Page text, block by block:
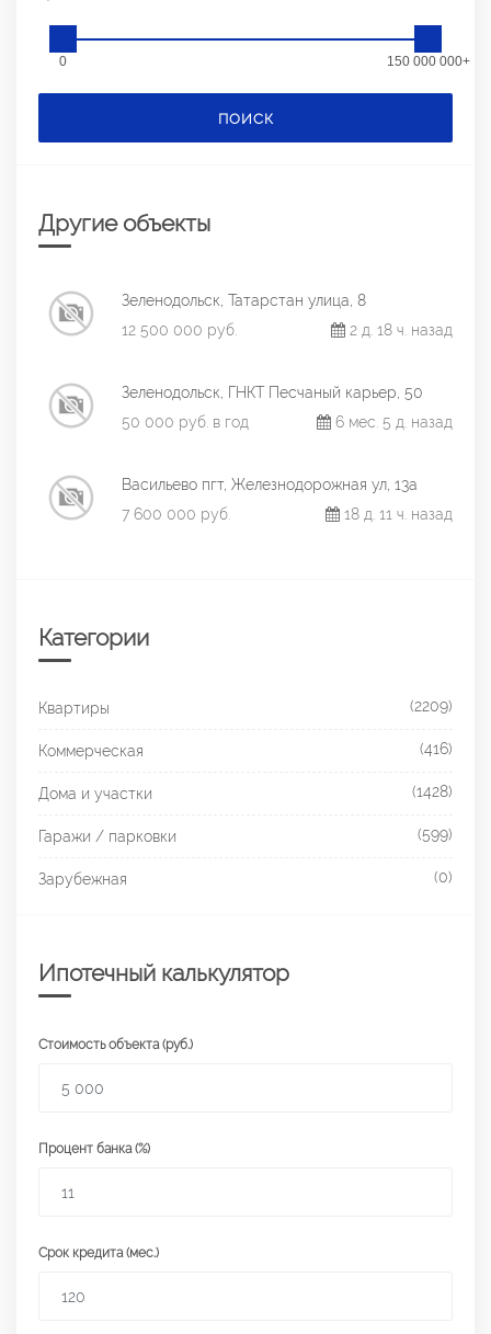
0 150 000 000+
ПОИСК
Другие объекты
Зеленодольск, Татарстан улица, 8
12 500 000 руб.
2 д. 18 ч. назад
Зеленодольск, ГНКТ Песчаный карьер, 50
50 000 руб. в год
6 мес. 5 д. назад
Васильево пгт, Железнодорожная ул, 13а
7 600 000 руб.
18 д. 11 ч. назад
Категории
Квартиры (2209)
Коммерческая (416)
Дома и участки (1428)
Гаражи / парковки (599)
Зарубежная (0)
Ипотечный калькулятор
Стоимость объекта (руб.)
Процент банка (%)
Срок кредита (мес.)